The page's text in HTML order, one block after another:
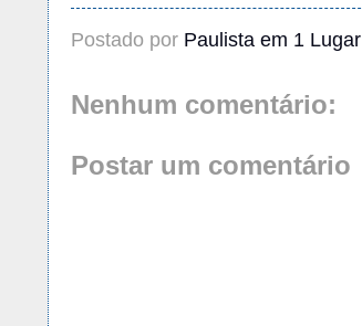
Postado por Paulista em 1 Lugar
Nenhum comentário:
Postar um comentário